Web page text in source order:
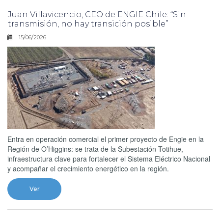
Juan Villavicencio, CEO de ENGIE Chile: “Sin
transmisión, no hay transición posible”
15/06/2026
Entra en operación comercial el primer proyecto de Engie en la
Región de O’Higgins: se trata de la Subestación Totihue,
infraestructura clave para fortalecer el Sistema Eléctrico Nacional
y acompañar el crecimiento energético en la región.
Ver